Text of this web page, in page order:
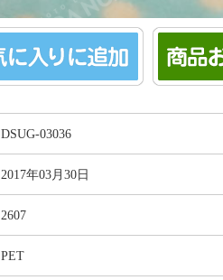
DSUG-03036
2017年03月30日
2607
PET